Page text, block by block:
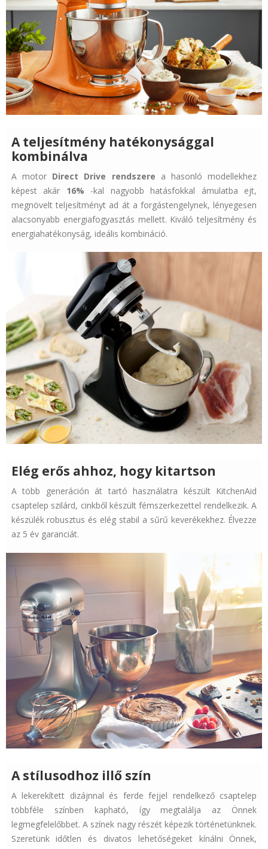
A teljesítmény hatékonysággal
kombinálva
A motor Direct Drive rendszere a hasonló modellekhez
képest akár 16% -kal nagyobb hatásfokkal ámulatba ejt,
megnövelt teljesítményt ad át a forgástengelynek, lényegesen
alacsonyabb energiafogyasztás mellett. Kiváló teljesítmény és
energiahatékonyság, ideális kombináció.
Elég erős ahhoz, hogy kitartson
A több generáción át tartó használatra készült KitchenAid
csaptelep szilárd, cinkből készült fémszerkezettel rendelkezik. A
készülék robusztus és elég stabil a sűrű keverékekhez. Élvezze
az 5 év garanciát.
A stílusodhoz illő szín
A lekerekített dizájnnal és ferde fejjel rendelkező csaptelep
többféle színben kapható, így megtalálja az Önnek
legmegfelelőbbet. A színek nagy részét képezik történetünknek.
Szeretünk időtlen és divatos lehetőségeket kínálni Önnek,